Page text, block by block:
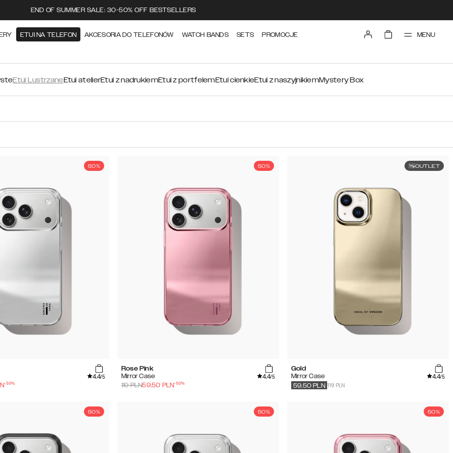
END OF SUMMER SALE: 30-50% OFF BESTSELLERS
ETUI NA TELEFON AKCESORIA DO TELEFONÓW WATCH BANDS SETS PROMOCJE MENU
Etui LustrzaneEtui atelierEtui z nadrukiemEtui z portfelemEtui cienkieEtui z naszyjnikiemMystery Box
50%
4.4/5
-50%
50%
Rose Pink
Mirror Case
4.4/5
119PLN59.50 PLN-50%
OUTLET
Gold
Mirror Case
4.4/5
119 PLN
59.50 PLN
50% 50% 50%